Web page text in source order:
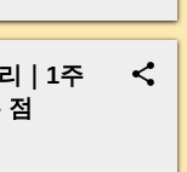
MoneyLog
신 적 있으
끝나는 거 아
혀 그렇지 않
는 날’이 아
｜1주
점